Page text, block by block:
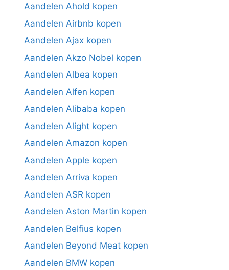
Aandelen Ahold kopen
Aandelen Airbnb kopen
Aandelen Ajax kopen
Aandelen Akzo Nobel kopen
Aandelen Albea kopen
Aandelen Alfen kopen
Aandelen Alibaba kopen
Aandelen Alight kopen
Aandelen Amazon kopen
Aandelen Apple kopen
Aandelen Arriva kopen
Aandelen ASR kopen
Aandelen Aston Martin kopen
Aandelen Belfius kopen
Aandelen Beyond Meat kopen
Aandelen BMW kopen